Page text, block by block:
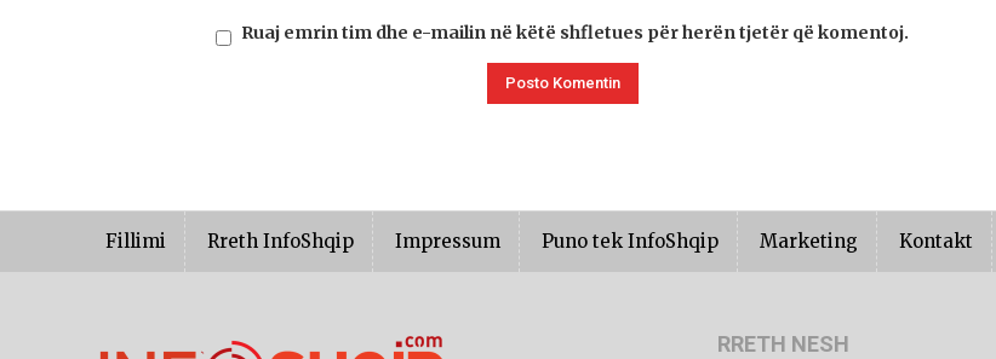
Ruaj emrin tim dhe e-mailin në këtë shfletues për herën tjetër që komentoj.
Fillimi Rreth InfoShqip Impressum Puno tek InfoShqip Marketing Kontakt
RRETH NESH